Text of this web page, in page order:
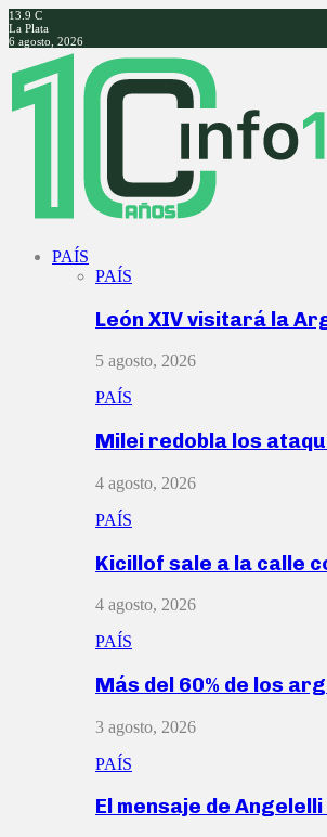
13.9 C
La Plata
6 agosto, 2026
Facebook
Twitter
Instagram
Youtube
PAÍS
PAÍS
León XIV visitará la
5 agosto, 2026
PAÍS
Milei redobla los
4 agosto, 2026
PAÍS
Kicillof sale a la calle
4 agosto, 2026
PAÍS
Más del 60% de los
3 agosto, 2026
PAÍS
El mensaje de